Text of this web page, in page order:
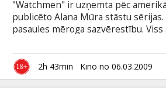
"Watchmen" ir uzņemta pēc
publicēto Alana Mūra stāstu
pasaules mēroga sazvērestību.
apdraudēti visi supervaroņi un –
2h 43min Kino no 06.03.2009